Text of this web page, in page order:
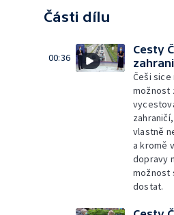
Části dílu
00:36
Cesty
Češi sice
možnost
vlastně
a kromě
dopravy
možnost
dostat.